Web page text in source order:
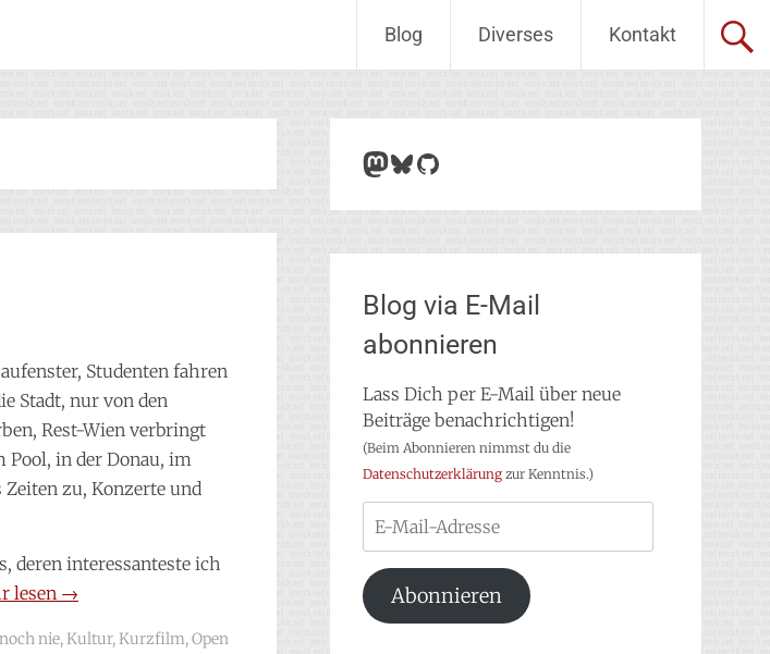
Blog Diverses Kontakt
Studenten fahren
Stadt, nur von den
Rest-Wien verbringt
Pool, in der Donau, im
zu, Konzerte und
deren interessanteste ich
lesen →
nie,Kultur,Kurzfilm,Open
Mastodon
Bluesky
GitHub
Blog via E-Mail
abonnieren
Lass Dich per E-Mail über neue
Beiträge benachrichtigen!
(Beim Abonnieren nimmst du die
Datenschutzerklärungzur Kenntnis.)
Mail-
Adresse
Abonnieren